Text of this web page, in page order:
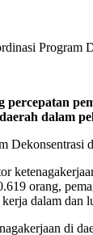
dalam
orang,
dalam
di